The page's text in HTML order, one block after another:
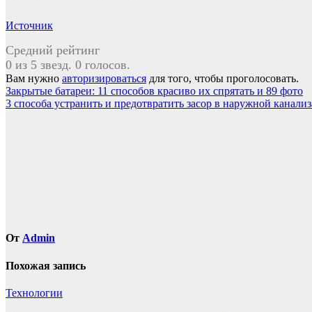
Источник
Средний рейтинг
0 из 5 звезд. 0 голосов.
Вам нужно авторизироваться для того, чтобы проголосовать.
Навигация
по
Закрытые батареи: 11 способов красиво их спрятать и 89 фото
3 способа устранить и предотвратить засор в наружной
От Admin
Похожая запись
Технологии